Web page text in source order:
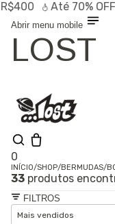
Até 70% OFFno
Abrir menu mobile
LOST
0
Olá, visitante
Entrar /
Cadastrar
INÍCIO/SHOP/BERMUDAS/
33 produtos
FILTROS